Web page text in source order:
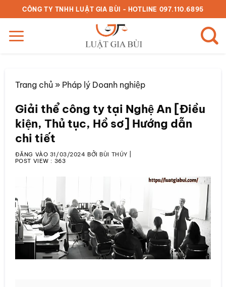
qua
nội
dung
CÔNG TY TNHH LUẬT GIA BÙI - HOTLINE 097.110.6895
Trang chủ» Pháp lý Doanh nghiệp
Giải thể công ty tại Nghệ An [Điều
kiện, Thủ tục, Hồ sơ] Hướng dẫn
chi tiết
ĐĂNG VÀO 31/03/2024 BỞIBÙI THÚY
POST VIEW : 363